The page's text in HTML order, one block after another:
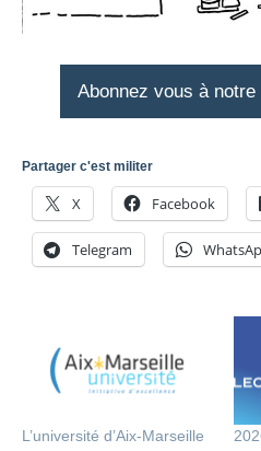
Abonnez vous à notre
Partager c'est militer
X Facebook
Telegram
L’université d’Aix-Marseille